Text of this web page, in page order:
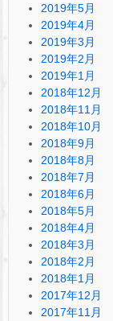
2019年5月
2019年4月
2019年3月
2019年2月
2019年1月
2018年12月
2018年11月
2018年10月
2018年9月
2018年8月
2018年7月
2018年6月
2018年5月
2018年4月
2018年3月
2018年2月
2018年1月
2017年12月
2017年11月